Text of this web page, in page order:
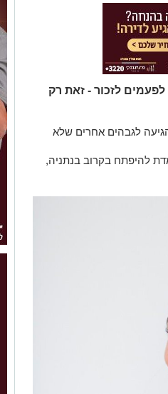
לזכור - זאת רק
לגבהים אחרים שלא
להיפתח בקרוב בנתניה,